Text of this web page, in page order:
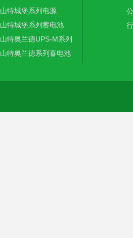
山特城堡系列电源
山特城堡系列蓄电池
山特奥兰德UPS-M系列
山特奥兰德系列蓄电池